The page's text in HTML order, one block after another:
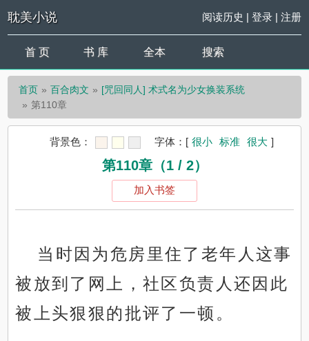
耽美小说 阅读历史 | 登录| 注册
首 页 书 库 全本 搜索
首页 百合肉文
[咒回同人] 术式名为少女换装系统
第110章
背景色： 字体： [ 很小 标准 很大 ]
第110章（1 / 2）
加入书签
当时因为危房里住了老年人这事
被放到了网上，社区负责人还因此
被上头狠狠的批评了一顿。